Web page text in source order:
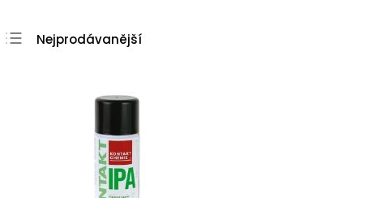
Nejprodávanější